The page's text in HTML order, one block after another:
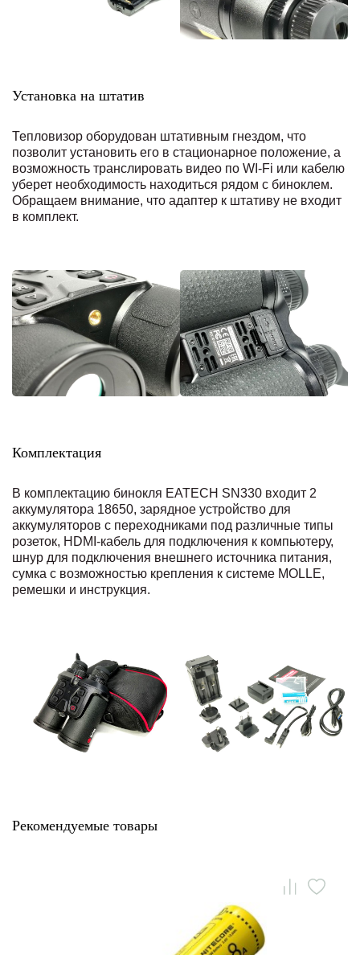
Установка на штатив
Тепловизор оборудован штативным гнездом, что
позволит установить его в стационарное положение, а
возможность транслировать видео по WI-Fi или кабелю
уберет необходимость находиться рядом с биноклем.
Обращаем внимание, что адаптер к штативу не входит
в комплект.
Комплектация
В комплектацию бинокля EATECH SN330 входит 2
аккумулятора 18650, зарядное устройство для
аккумуляторов с переходниками под различные типы
розеток, HDMI-кабель для подключения к компьютеру,
шнур для подключения внешнего источника питания,
сумка с возможностью крепления к системе MOLLE,
ремешки и инструкция.
Рекомендуемые товары